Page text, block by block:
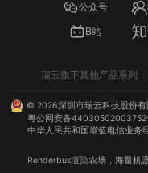
公众号
B站
瑞云旗下其他产品系列：
© 2026深圳市瑞云科技股份有
粤公网安备44030502003752
中华人民共和国增值电信业务
Renderbus渲染农场 ，海量机